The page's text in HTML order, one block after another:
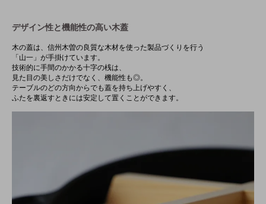
デザイン性と機能性の高い木蓋
木の蓋は、信州木曽の良質な木材を使った製品づくりを行う
「山一」が手掛けています。
技術的に手間のかかる十字の桟は、
見た目の美しさだけでなく、機能性も◎。
テーブルのどの方向からでも蓋を持ち上げやすく、
ふたを裏返すときには安定して置くことができます。